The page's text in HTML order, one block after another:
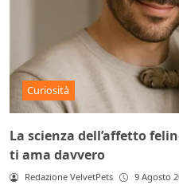
Curiosità
La scienza dell’affetto
ti ama davvero
Redazione VelvetPets 9 Agosto